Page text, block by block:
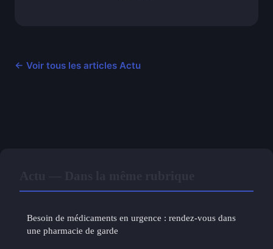
← Voir tous les articles Actu
Besoin de médicaments en urgence : rendez-vous dans
une pharmacie de garde